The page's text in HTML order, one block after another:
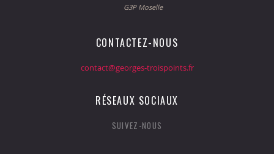
G3P Moselle
CONTACTEZ-NOUS
contact@georges-troispoints.fr
RÉSEAUX SOCIAUX
SUIVEZ-NOUS